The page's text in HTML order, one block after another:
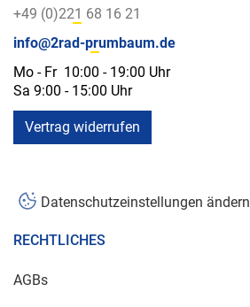
+49 (0)221 68 16 21
info@2rad-prumbaum.de
Mo - Fr 10:00 - 19:00 Uhr
Sa 9:00 - 15:00 Uhr
Vertrag widerrufen
Datenschutzeinstellungen ändern
RECHTLICHES
AGBs